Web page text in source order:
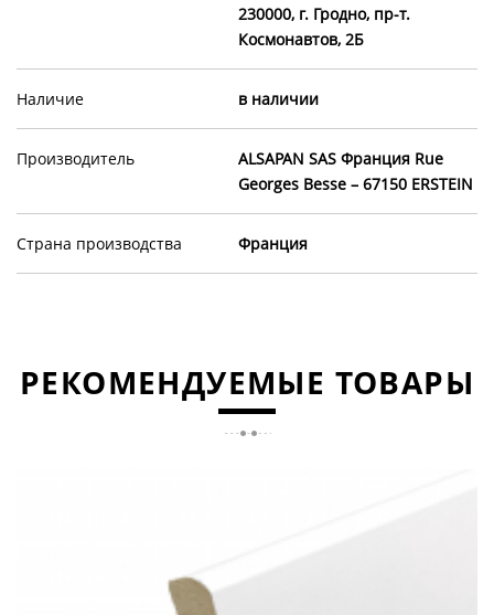
230000, г. Гродно, пр-т.
Космонавтов, 2Б
Наличие в наличии
Производитель
ALSAPAN SAS Франция Rue
Georges Besse – 67150 ERSTEIN
Страна производства Франция
РЕКОМЕНДУЕМЫЕ ТОВАРЫ